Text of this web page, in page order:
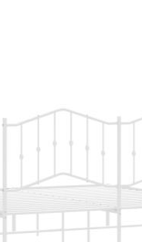
193 x 203 см (Ш x